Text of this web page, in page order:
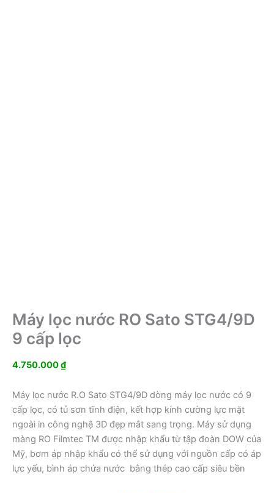
Máy lọc nước RO Sato STG4/9D
9 cấp lọc
4.750.000₫
Máy lọc nước R.O Sato STG4/9D dòng máy lọc nước có 9
cấp lọc, có tủ sơn tĩnh điện, kết hợp kính cường lực mặt
ngoài in công nghệ 3D đẹp mắt sang trọng. Máy sử dụng
màng RO Filmtec TM được nhập khẩu từ tập đoàn DOW của
Mỹ, bơm áp nhập khẩu có thể sử dụng với nguồn cấp có áp
lực yếu, bình áp chứa nước bằng thép cao cấp siêu bền